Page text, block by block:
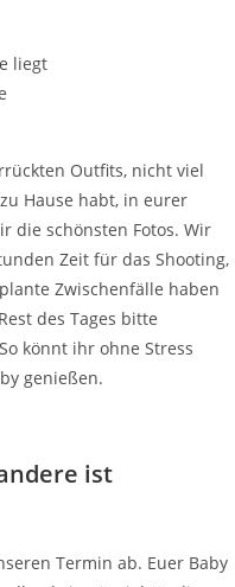
liegt
Outfits, nicht viel
Hause habt, in eurer
die schönsten Fotos. Wir
Zeit für das Shooting,
Zwischenfälle haben
des Tages bitte
könnt ihr ohne Stress
genießen.
ist
Termin ab. Euer Baby